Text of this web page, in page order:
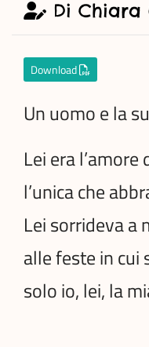
Di Chiara
Download
Un uomo e la
Lei era
l’unica che
Lei sorrideva a
alle feste in cui
solo io, lei, la